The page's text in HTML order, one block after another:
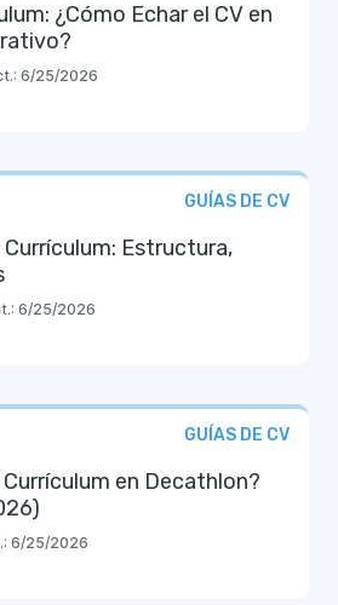
¿Cómo Echar el CV en
6/25/2026
GUÍAS DE CV
Currículum: Estructura,
6/25/2026
GUÍAS DE CV
en Decathlon?
6/25/2026